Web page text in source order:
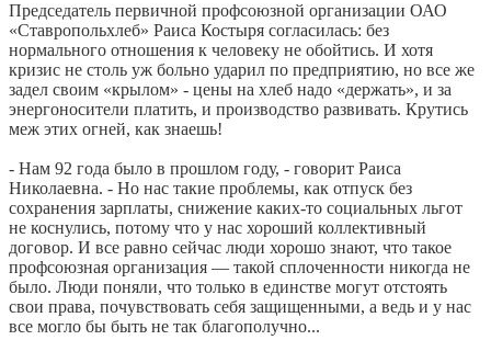
Председатель первичной профсоюзной организации ОАО
«Ставропольхлеб» Раиса Костыря согласилась: без
нормального отношения к человеку не обойтись. И хотя
кризис не столь уж больно ударил по предприятию, но все же
задел своим «крылом» - цены на хлеб надо «держать», и за
энергоносители платить, и производство развивать. Крутись
меж этих огней, как знаешь!
- Нам 92 года было в прошлом году, - говорит Раиса
Николаевна. - Но нас такие проблемы, как отпуск без
сохранения зарплаты, снижение каких-то социальных льгот
не коснулись, потому что у нас хороший коллективный
договор. И все равно сейчас люди хорошо знают, что такое
профсоюзная организация — такой сплоченности никогда не
было. Люди поняли, что только в единстве могут отстоять
свои права, почувствовать себя защищенными, а ведь и у нас
все могло бы быть не так благополучно...